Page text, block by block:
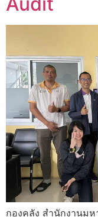
กองคลัง สำนักงานม